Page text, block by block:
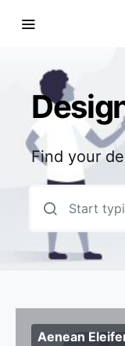
Find your
Aenean